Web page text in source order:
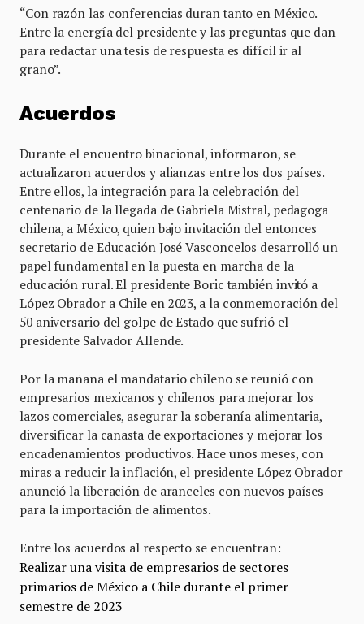
“Con razón las conferencias duran tanto en México.
Entre la energía del presidente y las preguntas que dan
para redactar una tesis de respuesta es difícil ir al
grano”.
Acuerdos
Durante el encuentro binacional, informaron, se
actualizaron acuerdos y alianzas entre los dos países.
Entre ellos, la integración para la celebración del
centenario de la llegada de Gabriela Mistral, pedagoga
chilena, a México, quien bajo invitación del entonces
secretario de Educación José Vasconcelos desarrolló un
papel fundamental en la puesta en marcha de la
educación rural. El presidente Boric también invitó a
López Obrador a Chile en 2023, a la conmemoración del
50 aniversario del golpe de Estado que sufrió el
presidente Salvador Allende.
Por la mañana el mandatario chileno se reunió con
empresarios mexicanos y chilenos para mejorar los
lazos comerciales, asegurar la soberanía alimentaria,
diversificar la canasta de exportaciones y mejorar los
encadenamientos productivos. Hace unos meses, con
miras a reducir la inflación, el presidente López Obrador
anunció la liberación de aranceles con nuevos países
para la importación de alimentos.
Entre los acuerdos al respecto se encuentran:
Realizar una visita de empresarios de sectores
primarios de México a Chile durante el primer
semestre de 2023